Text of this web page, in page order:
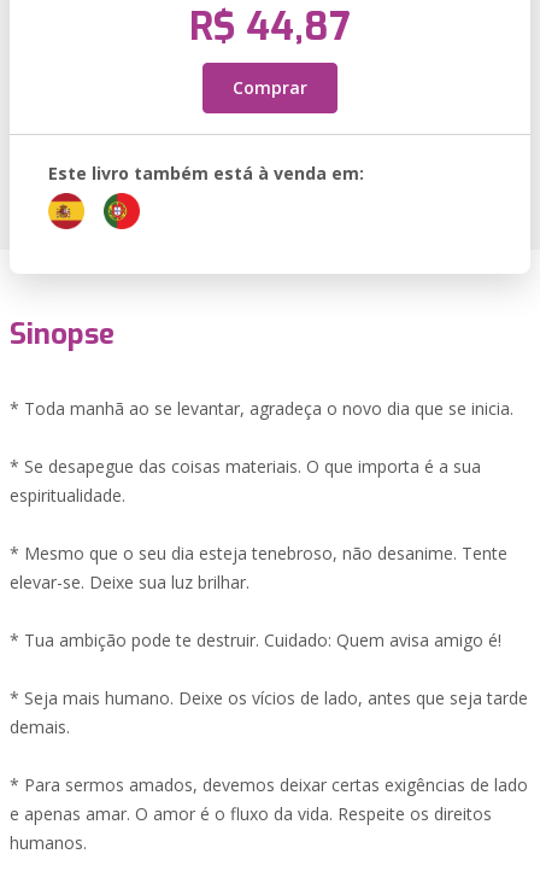
R$ 44,87
Comprar
Este livro também está à venda em:
Sinopse
* Toda manhã ao se levantar, agradeça o novo dia que se inicia.
* Se desapegue das coisas materiais. O que importa é a sua
espiritualidade.
* Mesmo que o seu dia esteja tenebroso, não desanime. Tente
elevar-se. Deixe sua luz brilhar.
* Tua ambição pode te destruir. Cuidado: Quem avisa amigo é!
* Seja mais humano. Deixe os vícios de lado, antes que seja tarde
demais.
* Para sermos amados, devemos deixar certas exigências de lado
e apenas amar. O amor é o fluxo da vida. Respeite os direitos
humanos.